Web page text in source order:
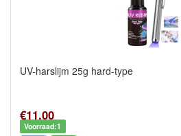
UV-harslijm 25g hard-type
€11,00
Voorraad:1